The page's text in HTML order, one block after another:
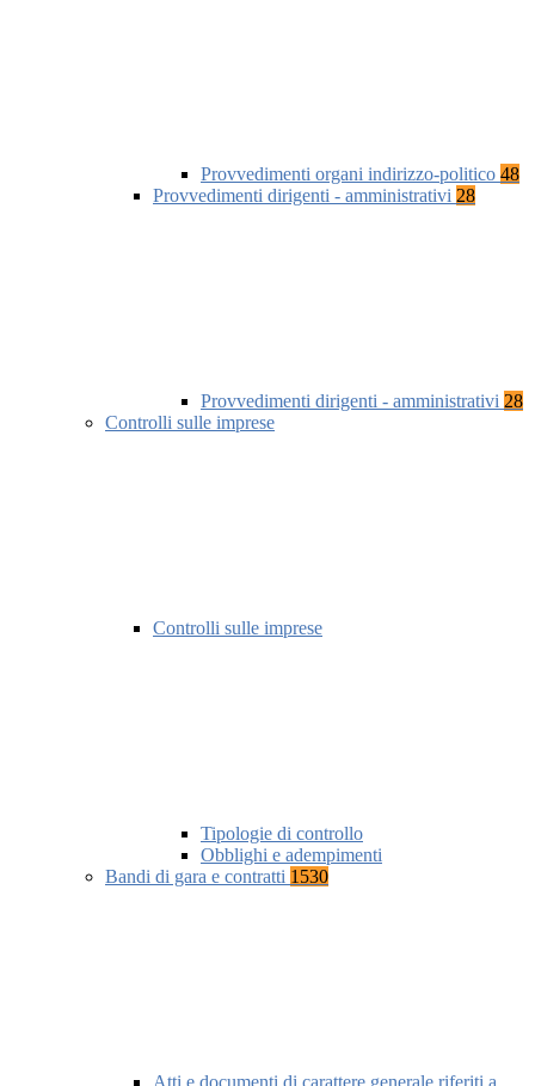
Provvedimenti organi indirizzo-politico 48
Provvedimenti dirigenti - amministrativi 28
Provvedimenti dirigenti - amministrativi 28
Controlli sulle imprese
Controlli sulle imprese
Tipologie di controllo
Obblighi e adempimenti
Bandi di gara e contratti 1530